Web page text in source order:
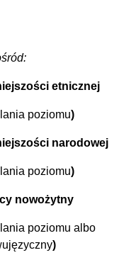
etnicznej
poziomu)
narodowej
poziomu)
nowożytny
poziomu albo
)